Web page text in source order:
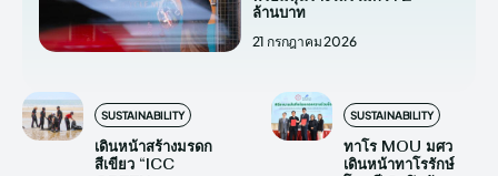
ล้านบาท
21 กรกฎาคม 2026
SUSTAINABILITY
เดินหน้าสร้างมรดก
สีเขียว “ICC
SUSTAINABILITY
ทาโร MOU มศว
เดินหน้าทาโรรักษ์